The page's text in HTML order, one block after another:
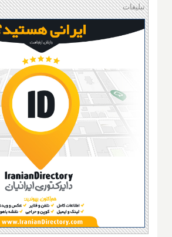
تبلیغات